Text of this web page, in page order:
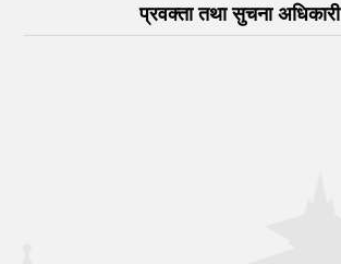
प्रवक्ता तथा सुचना अधिकारी